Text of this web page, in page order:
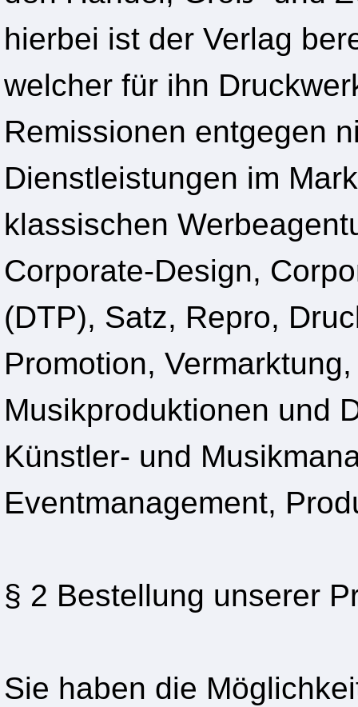
hierbei ist der Verlag
welcher für ihn
Remissionen entgegen
Dienstleistungen im
klassischen
Corporate-Design,
(DTP), Satz, Repro,
Promotion,
Musikproduktionen und
Künstler- und
Eventmanagement,
§ 2 Bestellung unserer
Sie haben die